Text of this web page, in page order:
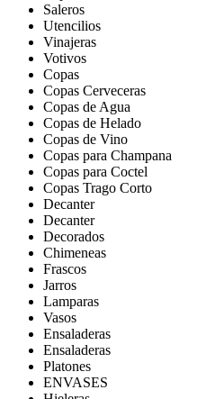
Saleros
Utencilios
Vinajeras
Votivos
Copas
Copas Cerveceras
Copas de Agua
Copas de Helado
Copas de Vino
Copas para Champana
Copas para Coctel
Copas Trago Corto
Decanter
Decanter
Decorados
Chimeneas
Frascos
Jarros
Lamparas
Vasos
Ensaladeras
Ensaladeras
Platones
ENVASES